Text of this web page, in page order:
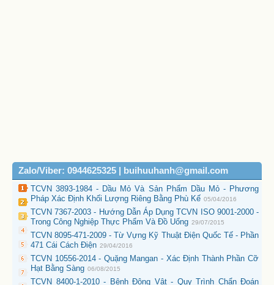
Zalo/Viber: 0944625325 | buihuuhanh@gmail.com
TCVN 3893-1984 - Dầu Mỏ Và Sản Phẩm Dầu Mỏ - Phương
Pháp Xác Định Khối Lượng Riêng Bằng Phù Kế 05/04/2016
TCVN 7367-2003 - Hướng Dẫn Áp Dụng TCVN ISO 9001-2000 -
Trong Công Nghiệp Thực Phẩm Và Đồ Uống 29/07/2015
TCVN 8095-471-2009 - Từ Vựng Kỹ Thuật Điện Quốc Tế - Phần
471 Cái Cách Điện 29/04/2016
TCVN 10556-2014 - Quặng Mangan - Xác Định Thành Phần Cỡ
Hạt Bằng Sàng 06/08/2015
TCVN 8400-1-2010 - Bệnh Động Vật - Quy Trình Chẩn Đoán